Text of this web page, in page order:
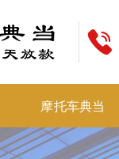
摩托车典当